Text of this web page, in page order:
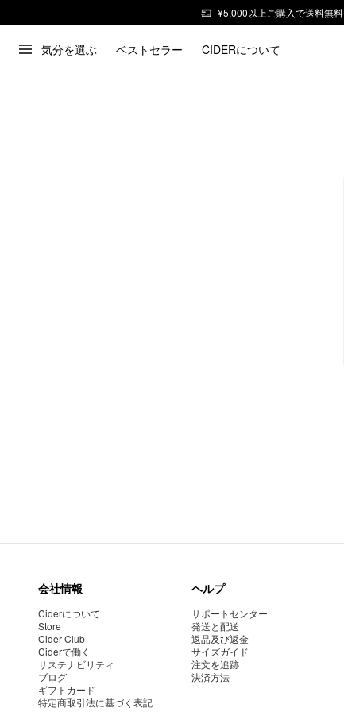
¥5,000以上ご購入で送料無料
気分を選ぶ ベストセラー CIDERについて
会社情報
Ciderについて
Store
Cider Club
Ciderで働く
サステナビリティ
ブログ
ギフトカード
特定商取引法に基づく表記
ヘルプ
サポートセンター
発送と配送
返品及び返金
サイズガイド
注文を追跡
決済方法